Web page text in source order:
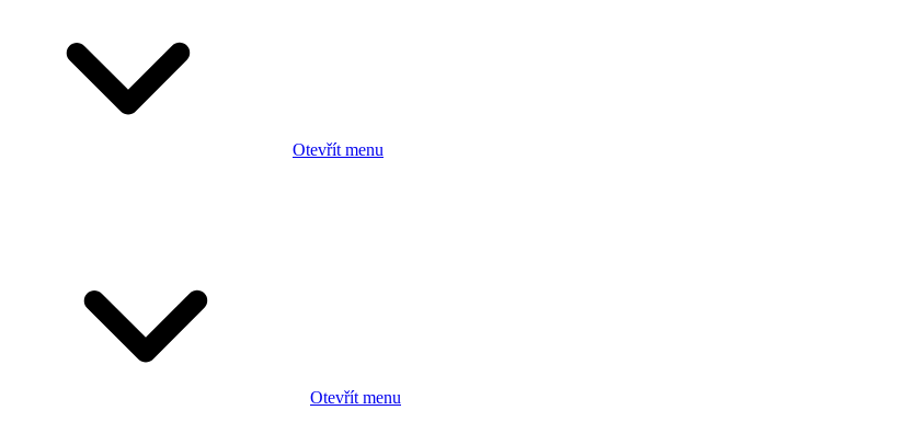
Otevřít menu
Otevřít menu